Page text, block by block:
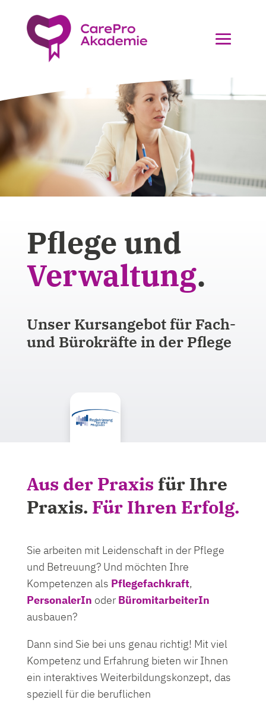
Pflege und
Verwalt­ung.
Unser Kursangebot für Fach-
und Bürokräfte in der Pflege
Aus der Praxis für Ihre
Praxis. Für Ihren Erfolg.
Sie arbeiten mit Leidenschaft in der Pflege
und Betreuung? Und möchten Ihre
Kompetenzen als Pflegefachkraft,
PersonalerIn oderBüromitarbeiterIn
ausbauen?
Dann sind Sie bei uns genau richtig! Mit viel
Kompetenz und Erfahrung bieten wir Ihnen
ein interaktives Weiterbildungskonzept, das
speziell für die beruflichen